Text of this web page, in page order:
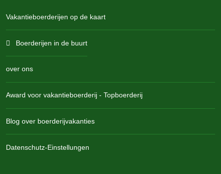
Vakantieboerderijen op de kaart
Boerderijen in de buurt
over ons
Award voor vakantieboerderij - Topboerderij
Blog over boerderijvakanties
Datenschutz-Einstellungen